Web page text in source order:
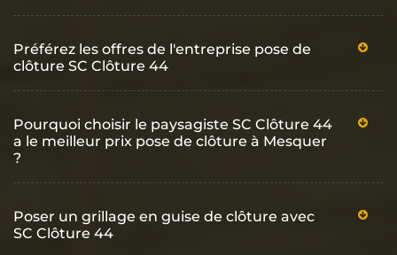
Préférez les offres de l'entreprise pose de
clôture SC Clôture 44
Pourquoi choisir le paysagiste SC Clôture 44
a le meilleur prix pose de clôture à Mesquer
?
Poser un grillage en guise de clôture avec
SC Clôture 44